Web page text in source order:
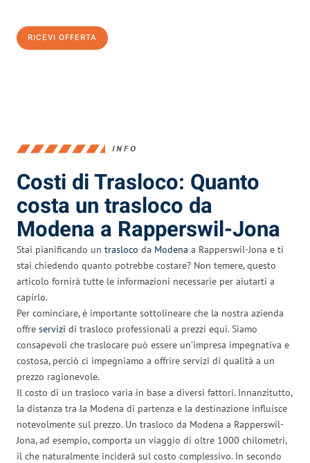
RICEVI OFFERTA
INFO
Costi di Trasloco: Quanto
costa un trasloco da
Modena a Rapperswil-Jona
Stai pianificando un trasloco da Modena a Rapperswil-Jona e ti
stai chiedendo quanto potrebbe costare? Non temere, questo
articolo fornirà tutte le informazioni necessarie per aiutarti a
capirlo.
Per cominciare, è importante sottolineare che la nostra azienda
offre servizi di trasloco professionali a prezzi equi. Siamo
consapevoli che traslocare può essere un’impresa impegnativa e
costosa, perciò ci impegniamo a offrire servizi di qualità a un
prezzo ragionevole.
Il costo di un trasloco varia in base a diversi fattori. Innanzitutto,
la distanza tra la Modena di partenza e la destinazione influisce
notevolmente sul prezzo. Un trasloco da Modena a Rapperswil-
Jona, ad esempio, comporta un viaggio di oltre 1000 chilometri,
il che naturalmente inciderà sul costo complessivo. In secondo